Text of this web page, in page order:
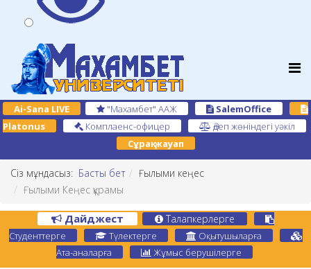
Ai-Sana LIVE "Махамбет" ААЖ
SalemOffice
Platonus
Комплаенс-офицер
Әдеп жөніндегі уәкіл
Сұрақ-жауап
Сіз мұндасыз: Басты бет
Ғылыми кеңес
Ғылыми Кеңес құрамы
Дайджест Талапкерлерге
Студенттерге Түлектерге
Оқытушыларға
Ата-аналарға
Жұмыс берушілерге